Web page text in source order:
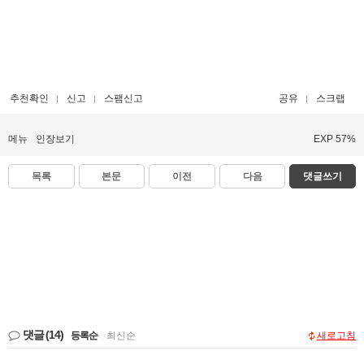
추천확인 신고 스팸신고 공유 스크랩
메뉴 인장보기 EXP 57%
목록 본문 이전 다음 댓글쓰기
댓글(14) 등록순 최신순 새로고침